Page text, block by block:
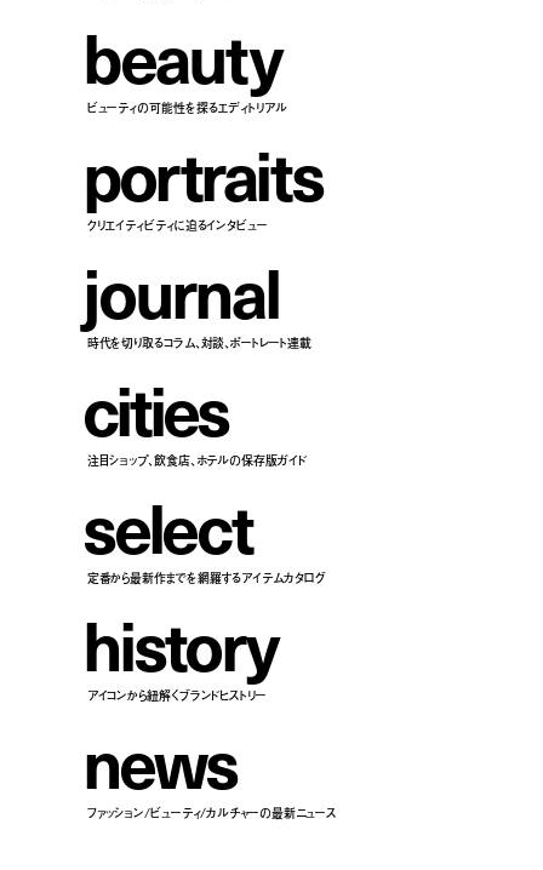
beauty
ビューティの可能性を探るエディトリアル
portraits
クリエイティビティに迫るインタビュー
journal
時代を切り取るコラム、対談、ポートレート連載
cities
注目ショップ、飲食店、ホテルの保存版ガイド
select
定番から最新作までを網羅するアイテムカタログ
history
アイコンから紐解くブランドヒストリー
news
ファッション/ビューティ/カルチャーの最新ニュース